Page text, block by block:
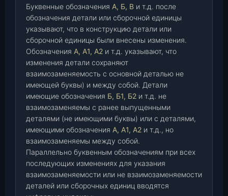
Буквенные обозначения А, Б, В и т.д. после
обозначения детали или сборочной единицы
указывают, что в конструкцию детали или
сборочной единицы были внесены изменения.
Обозначения А, А1, А2 и т.д. указывают, что
изменения детали сохраняют
взаимозаменяемость с основной деталью не
имеющей буквы) и между собой. Детали
имеющие обозначения Б, Б1, Б2 и т.д. не
взаимозаменяемы с ранее выпущенными
деталями (не имеющими буквы) или с деталями,
имеющими обозначения А, А1, А2 и т.д., но
взаимозаменяемы между собой.
Параллельно буквенным обозначениям при всех
последующих изменениях для указания
взаимозаменяемости или не взаимозаменяемости
деталей или сборочных единиц вводятся